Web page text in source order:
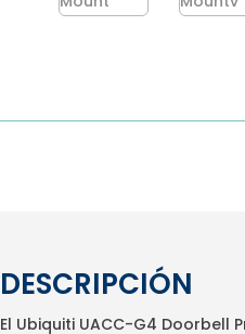
DESCRIPCIÓN
El Ubiquiti UACC-G4